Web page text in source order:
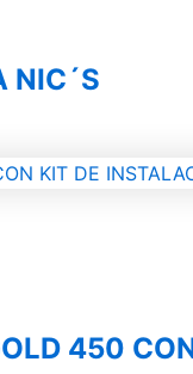
NIC´S
450